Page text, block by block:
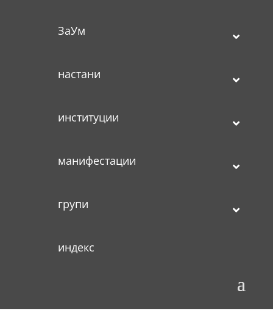
ЗаУм
настани
институции
манифестации
групи
индекс